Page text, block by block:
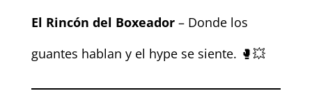
El Rincón del Boxeador– Donde los
guantes hablan y el hype se siente. 🥊💥